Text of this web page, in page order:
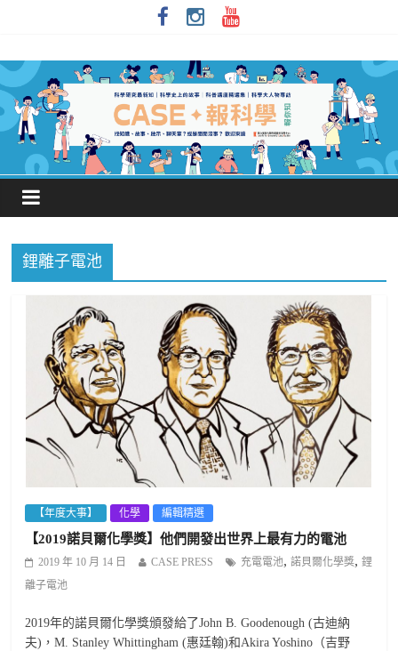
鋰離子電池
【年度大事】 化學 編輯精選
【2019諾貝爾化學獎】他們開發出世界上最有力的電池
2019 年 10 月 14 日 CASE PRESS 充電電池,諾貝爾化學獎,鋰
離子電池
2019年的諾貝爾化學獎頒發給了John B. Goodenough (古迪納
夫)，M. Stanley Whittingham (惠廷翰)和Akira Yoshino（吉野